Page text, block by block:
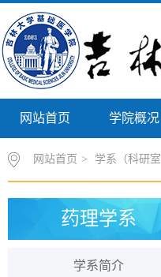
网站首页 学院概况
网站首页 > 学系（科研室
药理学系
学系简介